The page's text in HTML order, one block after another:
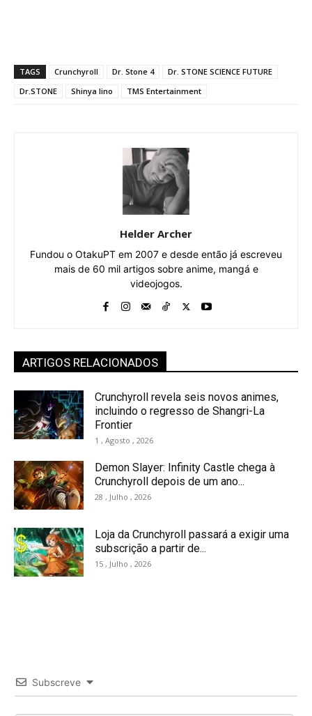
TAGS Crunchyroll Dr. Stone 4
Dr. STONE SCIENCE FUTURE
Dr.STONE
Shinya Iino TMS Entertainment
Helder Archer
Fundou o OtakuPT em 2007 e desde então já escreveu
mais de 60 mil artigos sobre anime, mangá e
videojogos.
ARTIGOS RELACIONADOS
Crunchyroll revela seis novos animes,
incluindo o regresso de Shangri-La
Frontier
1 , Agosto , 2026
Demon Slayer: Infinity Castle chega à
Crunchyroll depois de um ano...
28 , Julho , 2026
Loja da Crunchyroll passará a exigir uma
subscrição a partir de...
15 , Julho , 2026
Subscreve